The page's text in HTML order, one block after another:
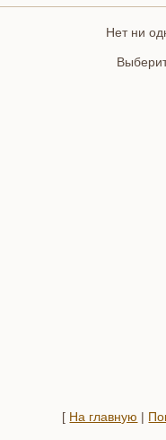
Нет ни
[ На главную |